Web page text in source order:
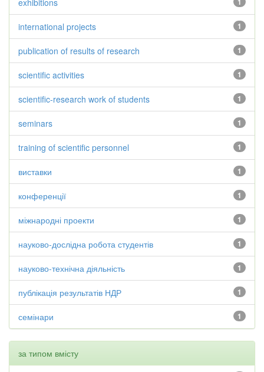
exhibitions
1
international projects
1
publication of results of research
1
scientific activities
1
scientific-research work of students
1
seminars
1
training of scientific personnel
1
виставки
1
конференції
1
міжнародні проекти
1
науково-дослідна робота студентів
1
науково-технічна діяльність
1
публікація результатів НДР
1
семінари
за типом вмісту